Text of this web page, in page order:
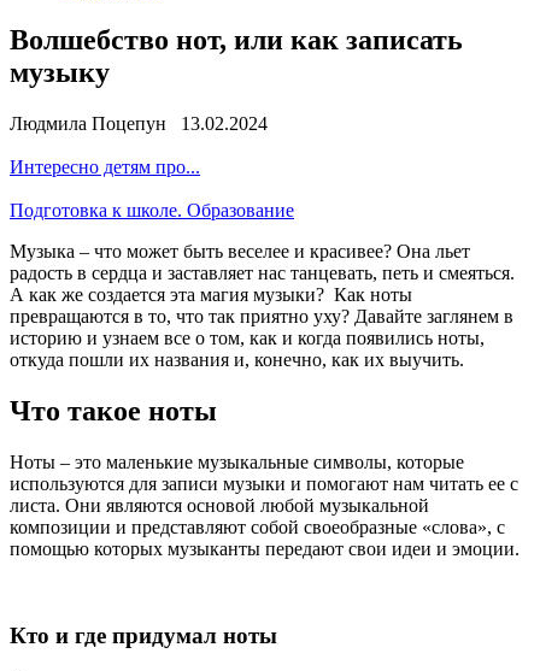
Волшебство нот, или как записать
музыку
Людмила Поцепун 13.02.2024
Интересно детям про...
Подготовка к школе. Образование
Музыка – что может быть веселее и красивее? Она льет
радость в сердца и заставляет нас танцевать, петь и смеяться.
А как же создается эта магия музыки? Как ноты
превращаются в то, что так приятно уху? Давайте заглянем в
историю и узнаем все о том, как и когда появились ноты,
откуда пошли их названия и, конечно, как их выучить.
Что такое ноты
Ноты – это маленькие музыкальные символы, которые
используются для записи музыки и помогают нам читать ее с
листа. Они являются основой любой музыкальной
композиции и представляют собой своеобразные «слова», с
помощью которых музыканты передают свои идеи и эмоции.
Кто и где придумал ноты